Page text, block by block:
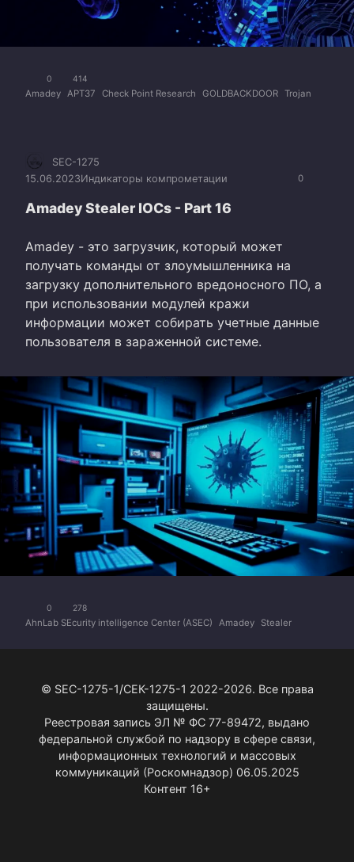
0 414
Amadey APT37 Check Point Research GOLDBACKDOOR Trojan
0
SEC-1275
15.06.2023Индикаторы компрометации
Amadey Stealer IOCs - Part 16
Amadey - это загрузчик, который может
получать команды от злоумышленника на
загрузку дополнительного вредоносного ПО, а
при использовании модулей кражи
информации может собирать учетные данные
пользователя в зараженной системе.
0 278
AhnLab SEcurity intelligence Center (ASEC) Amadey Stealer
© SEC-1275-1/СЕК-1275-1 2022-2026. Все права
защищены.
Реестровая запись ЭЛ № ФС 77-89472, выдано
федеральной службой по надзору в сфере связи,
информационных технологий и массовых
коммуникаций (Роскомнадзор) 06.05.2025
Контент 16+